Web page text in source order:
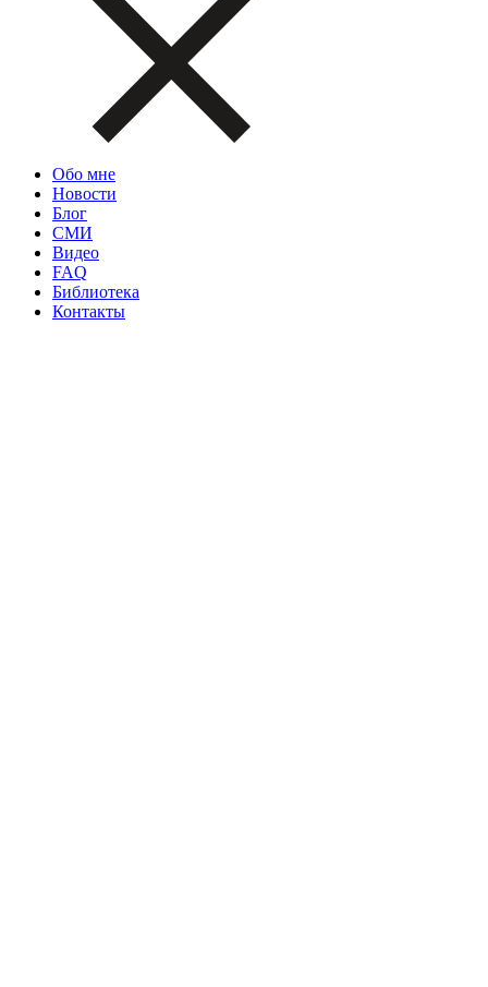
Обо мне
Новости
Блог
СМИ
Видео
FAQ
Библиотека
Контакты